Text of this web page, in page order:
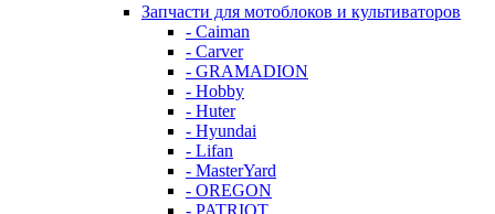
Запчасти для мотоблоков и культиваторов
- Caiman
- Carver
- GRAMADION
- Hobby
- Huter
- Hyundai
- Lifan
- MasterYard
- OREGON
- PATRIOT